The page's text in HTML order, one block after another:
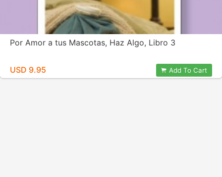
Por Amor a tus Mascotas, Haz Algo, Libro 3
USD 9.95 Add To Cart